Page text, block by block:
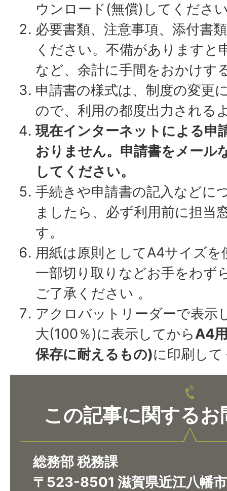
ウンロード(無償)してくださ
必要書類、注意事項、添付書
ください。不備がありますと
など、余計に手間をおかけす
申請書の様式は、制度の変更
ので、利用の都度出力される
現在インターネットによる申
おりません。申請書をメール
してください。
手続きや申請書の記入などに
ましたら、必ず利用前に担当
す。
用紙は原則としてA4サイズ
一部切り取りなどお手をわず
ご了承ください 。
アクロバットリーダーで表示
大(100％)に表示してからA4
保存に耐えるもの)に印刷し
この記事に関するお
総務部 税務課
〒523-8501 滋賀県近江八幡